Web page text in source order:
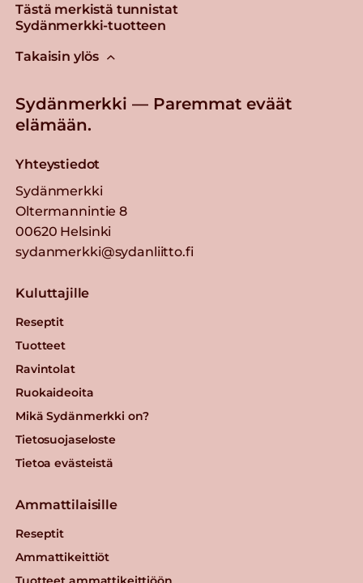
Tästä merkistä tunnistat
Sydänmerkki-tuotteen
Takaisin ylös
Sydänmerkki — Paremmat eväät
elämään.
Yhteystiedot
Sydänmerkki
Oltermannintie 8
00620 Helsinki
sydanmerkki@sydanliitto.fi
Kuluttajille
Reseptit
Tuotteet
Ravintolat
Ruokaideoita
Mikä Sydänmerkki on?
Tietosuojaseloste
Tietoa evästeistä
Ammattilaisille
Reseptit
Ammattikeittiöt